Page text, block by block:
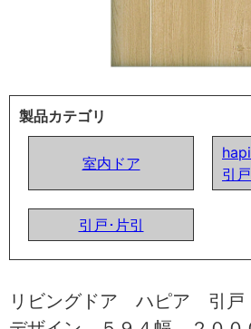
製品カテゴリ
室内ドア
引戸
引戸･片引
リビングドア ハピア 引